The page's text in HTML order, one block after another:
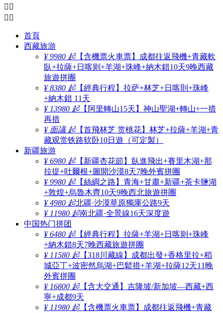
 
 
首頁
西藏旅游
¥ 9980 起【含機票火車票】成都往返飛機+青藏軟
臥+拉薩+日喀则+羊湖+珠峰+納木錯10天9晚西藏
旅遊拼團
¥ 8380 起【經典行程】拉萨+林芝+日喀則+珠峰
+納木錯 11天
¥ 13980 起【阿里轉山15天】神山聖湖+轉山+一措
再措
¥ 面議 起【首飛林芝 赏桃花】林芝+拉薩+羊湖+青
藏观赏铁路软卧10日遊（可定製）
新疆旅游
¥ 6980 起【新疆杏花節】臥進飛出+賽里木湖+那
拉提+吐爾根+圖開沙漠8天7晚外賓拼團
¥ 9980 起【絲綢之路】青海+甘肅+新疆+茶卡鹽湖
+敦煌+烏魯木齊10天9晚西北旅遊拼團
¥ 4980 起北疆·沙漠草原獨庫公路9天
¥ 11980 起南北疆·全景線16天深度遊
中国热门拼团
¥ 6480 起【經典行程】拉薩+羊湖+日喀则+珠峰
+納木錯8天7晚西藏旅遊拼團
¥ 11580 起【318川藏線】成都出發+香格里拉+稻
城亞丁+波密然烏湖+巴鬆措+羊湖+拉薩12天11晚
外賓拼團
¥ 16800 起【含大交通】吉隆坡/新加坡—西藏+西
寧+成都9天
¥ 11980 起【含機票火車票】成都往返飛機+青藏